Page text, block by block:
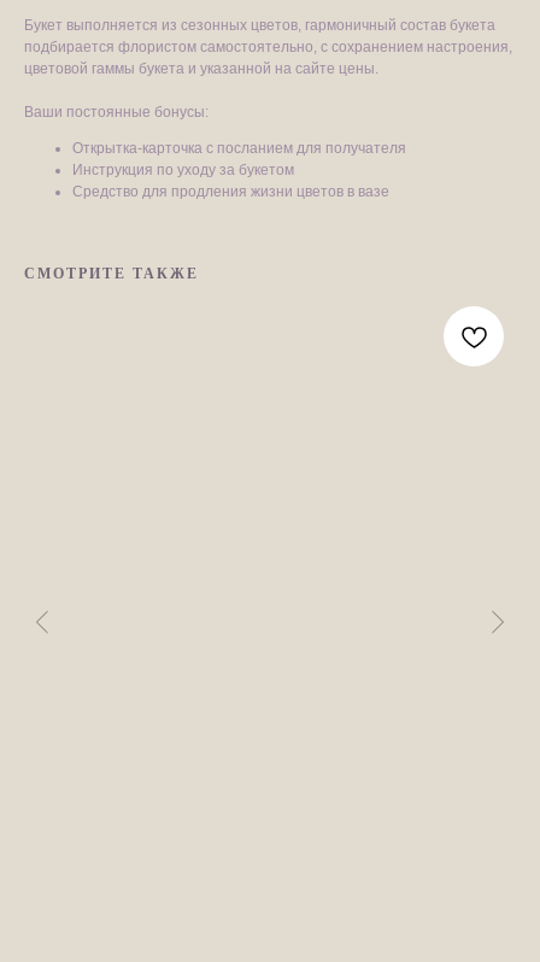
Букет выполняется из сезонных цветов, гармоничный состав букета
подбирается флористом самостоятельно, с сохранением настроения,
цветовой гаммы букета и указанной на сайте цены.
Ваши постоянные бонусы:​
Открытка-карточка с посланием для получателя
Инструкция по уходу за букетом
Средство для продления жизни цветов в вазе
СМОТРИТЕ ТАКЖЕ